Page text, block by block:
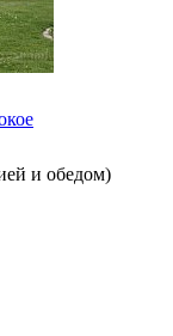
и обедом)